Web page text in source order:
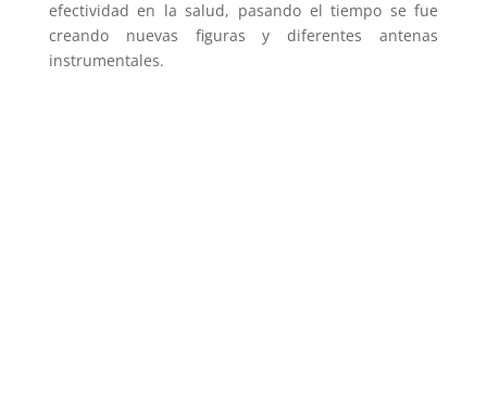
efectividad en la salud, pasando el tiempo se fue
creando nuevas figuras y diferentes antenas
instrumentales.